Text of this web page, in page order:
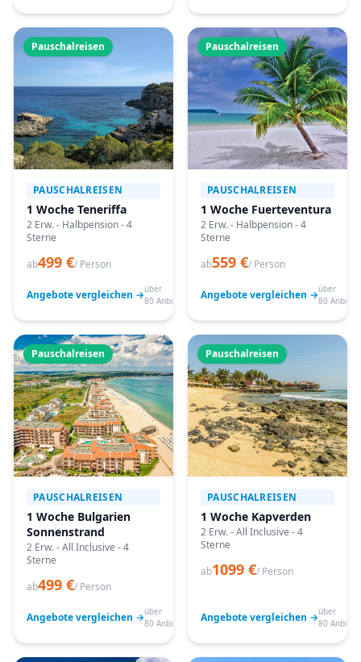
Pauschalreisen
PAUSCHALREISEN
1 Woche Teneriffa
2 Erw. - Halbpension - 4
Sterne
ab499 €/ Person
Angebote vergleichen →über
80 Anbieter
Pauschalreisen
PAUSCHALREISEN
1 Woche Fuerteventura
2 Erw. - Halbpension - 4
Sterne
ab559 €/ Person
Angebote vergleichen →über
80
Pauschalreisen
PAUSCHALREISEN
1 Woche Bulgarien
Sonnenstrand
2 Erw. - All Inclusive - 4
Sterne
ab499 €/ Person
Angebote vergleichen →über
80 Anbieter
Pauschalreisen
PAUSCHALREISEN
1 Woche Kapverden
2 Erw. - All Inclusive - 4
Sterne
ab1099 €/ Person
Angebote vergleichen →über
80